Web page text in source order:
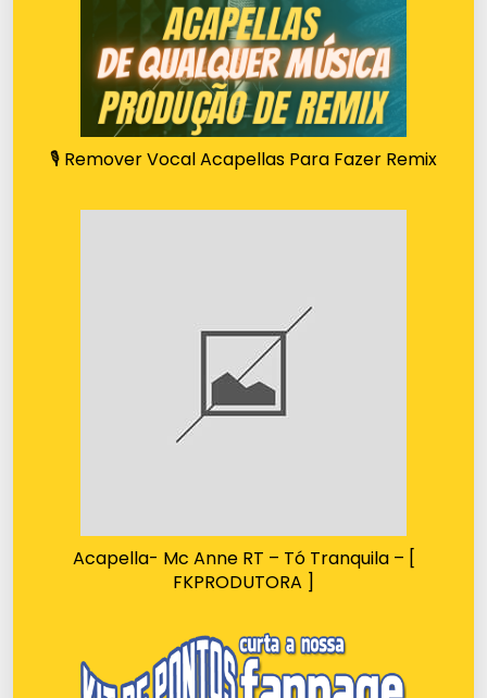
🎙️ Remover Vocal Acapellas Para Fazer Remix
Acapella- Mc Anne RT – Tó Tranquila – [
FKPRODUTORA ]